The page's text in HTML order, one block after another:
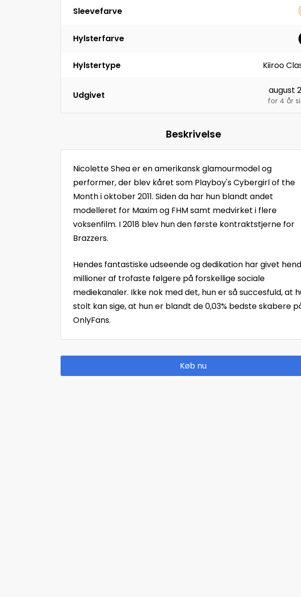
Sleevefarve
Hylsterfarve
Hylstertype Kiiroo
Udgivet august
for 4 år
Beskrivelse
Nicolette Shea er en amerikansk glamourmodel og
performer, der blev kåret som Playboy's Cybergirl of the
Month i oktober 2011. Siden da har hun blandt andet
modelleret for Maxim og FHM samt medvirket i flere
voksenfilm. I 2018 blev hun den første kontraktstjerne for
Brazzers.
Hendes fantastiske udseende og dedikation har givet
millioner af trofaste følgere på forskellige sociale
mediekanaler. Ikke nok med det, hun er så succesfuld, at
stolt kan sige, at hun er blandt de 0,03% bedste skabere
OnlyFans.
Køb nu